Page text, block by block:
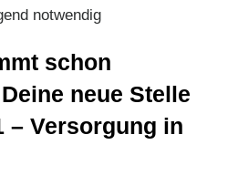
notwendig
schon
neue Stelle
– Versorgung in